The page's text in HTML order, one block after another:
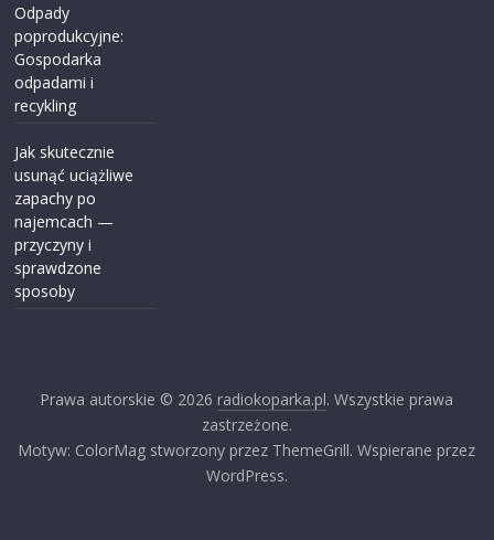
Odpady
poprodukcyjne:
Gospodarka
odpadami i
recykling
Jak skutecznie
usunąć uciążliwe
zapachy po
najemcach —
przyczyny i
sprawdzone
sposoby
Prawa autorskie © 2026 radiokoparka.pl. Wszystkie prawa
zastrzeżone.
Motyw: ColorMag stworzony przez ThemeGrill. Wspierane przez
WordPress.